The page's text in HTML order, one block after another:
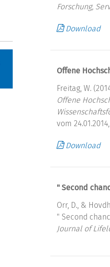
Forschung,
Download
Offene
Freitag, W.
Offene
vom
Download
" Second
Orr, D., &
" Second
Journal of